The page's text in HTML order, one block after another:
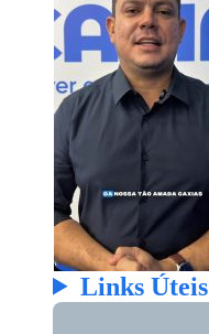
Links Úteis